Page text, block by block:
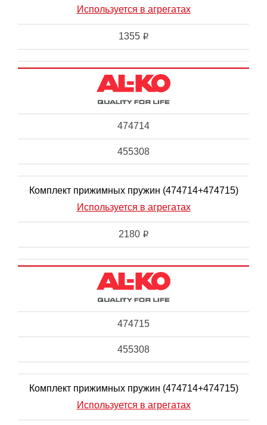
Используется в агрегатах
1355 i
474714
455308
Комплект прижимных пружин (474714+474715)
Используется в агрегатах
2180 i
474715
455308
Комплект прижимных пружин (474714+474715)
Используется в агрегатах